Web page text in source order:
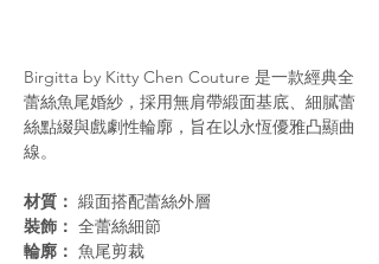
Birgitta by Kitty Chen Couture 是一款經典全
蕾絲魚尾婚紗，採用無肩帶緞面基底、細膩蕾
絲點綴與戲劇性輪廓，旨在以永恆優雅凸顯曲
線。
材質： 緞面搭配蕾絲外層
裝飾： 全蕾絲細節
輪廓： 魚尾剪裁